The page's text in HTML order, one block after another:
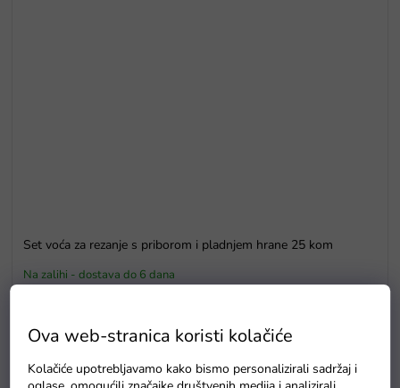
Ova web-stranica koristi kolačiće
Kolačiće upotrebljavamo kako bismo personalizirali sadržaj i
Set voća za rezanje s priborom i pladnjem hrane 25 kom
Na zalihi - dostava do 6 dana
Detaljan opis proizvoda